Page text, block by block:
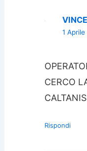
1
CERCO
Rispondi